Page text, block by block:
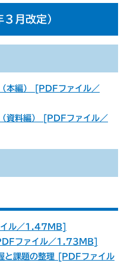
月改定）
本編） [PDFファイル／
資料編） [PDFファイル／
ル／1.47MB]
ファイル／1.73MB]
課題の整理 [PDFファイル